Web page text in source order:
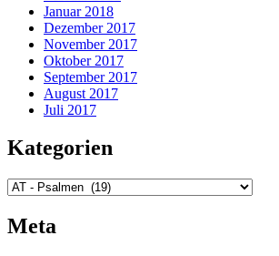
Januar 2018
Dezember 2017
November 2017
Oktober 2017
September 2017
August 2017
Juli 2017
Kategorien
Kategorien
Meta